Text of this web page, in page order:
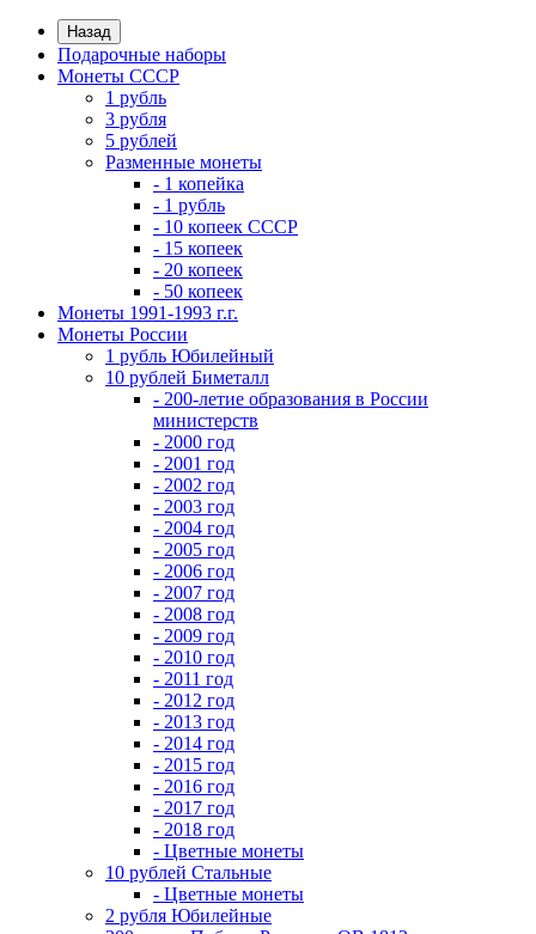
Назад
Подарочные наборы
Монеты СССР
1 рубль
3 рубля
5 рублей
Разменные монеты
- 1 копейка
- 1 рубль
- 10 копеек СССР
- 15 копеек
- 20 копеек
- 50 копеек
Монеты 1991-1993 г.г.
Монеты России
1 рубль Юбилейный
10 рублей Биметалл
- 200-летие образования в России
министерств
- 2000 год
- 2001 год
- 2002 год
- 2003 год
- 2004 год
- 2005 год
- 2006 год
- 2007 год
- 2008 год
- 2009 год
- 2010 год
- 2011 год
- 2012 год
- 2013 год
- 2014 год
- 2015 год
- 2016 год
- 2017 год
- 2018 год
- Цветные монеты
10 рублей Стальные
- Цветные монеты
2 рубля Юбилейные